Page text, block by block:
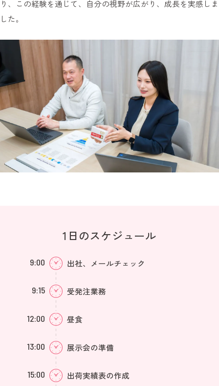
り、この経験を通じて、自分の視野が広がり、成長を実感しま
した。
1日のスケジュール
9:00 出社、メールチェック
9:15 受発注業務
12:00 昼食
13:00 展示会の準備
15:00 出荷実績表の作成